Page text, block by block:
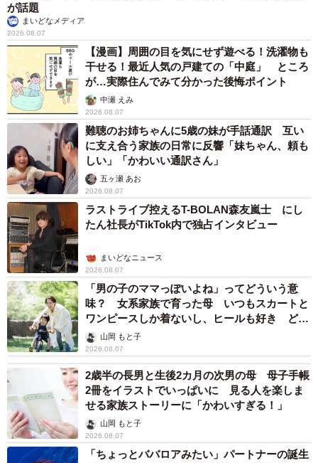
が話題
まいどなメディア
2026.08.07
【漫画】周囲の目を気にせず遊べる！洗濯物も
干せる！最近人気の戸建ての「中庭」 ところ
が…実際住んでみて分かった後悔ポイント
中瀬 えみ
2026.08.07
難聴のお姉ちゃんに5歳の妹が手話通訳 互い
に支え合う家族の日常に反響「妹ちゃん、頼も
しい」「かわいい通訳さん」
五ヶ瀬 あお
2026.08.07
ラストライブ控えるT-BOLAN森友嵐士 にし
たん社長がTikTok内で独占インタビュー
まいどなニュース
2026.08.07
「男の子のママっぽいよね」ってどういう意
味？ 女系家族で育った母 いつもスカートと
ワンピースしか着ないし、ヒールも好き どの
へんが…
山岡 もと子
2026.08.07
2歳半の長男と生後2カ月の次男の母 母子手帳
2冊をイラストでいっぱいに 見る人を楽しま
せる家族ストーリーに「かわいすぎる！」
山岡 もと子
2026.08.07
「ちょっとババロアみたい」パートナーの誕生